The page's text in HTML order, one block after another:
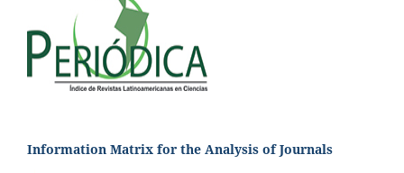
Information Matrix for the Analysis of Journals